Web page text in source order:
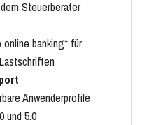
Steuerberater
banking* für
Anwenderprofile
und 5.0